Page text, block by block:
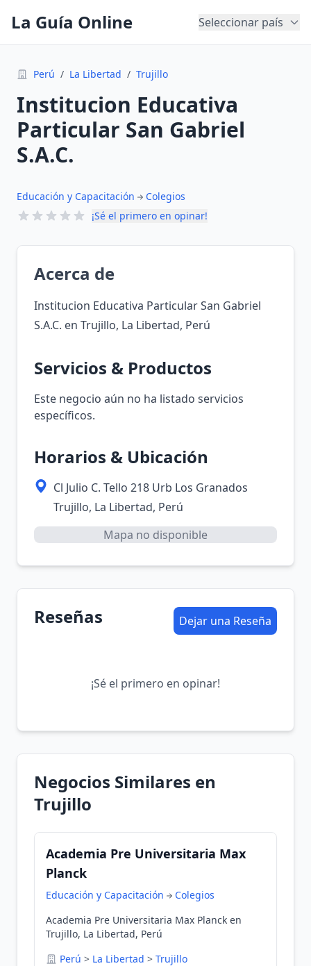
La Guía Online Seleccionar país
Perú / La Libertad / Trujillo
Institucion Educativa
Particular San Gabriel
S.A.C.
Educación y Capacitación
Colegios
¡Sé el primero en opinar!
Acerca de
Institucion Educativa Particular San Gabriel
S.A.C. en Trujillo, La Libertad, Perú
Servicios & Productos
Este negocio aún no ha listado servicios
específicos.
Horarios & Ubicación
Cl Julio C. Tello 218 Urb Los Granados
Trujillo, La Libertad, Perú
Mapa no disponible
Reseñas Dejar una Reseña
¡Sé el primero en opinar!
Negocios Similares en
Trujillo
Academia Pre Universitaria Max
Planck
Educación y Capacitación
Colegios
Academia Pre Universitaria Max Planck en
Trujillo, La Libertad, Perú
Perú > La Libertad > Trujillo